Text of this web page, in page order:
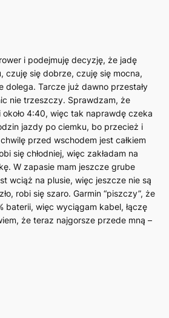
i podejmuję decyzję, że jadę
czuję się dobrze, czuję się mocna,
dolega. Tarcze już dawno przestały
nie trzeszczy. Sprawdzam, że
około 4:40, więc tak naprawdę czeka
jazdy po ciemku, bo przecież i
przed wschodem jest całkiem
się chłodniej, więc zakładam na
W zapasie mam jeszcze grube
wciąż na plusie, więc jeszcze nie są
robi się szaro. Garmin “piszczy”, że
baterii, więc wyciągam kabel, łączę
że teraz najgorsze przede mną –